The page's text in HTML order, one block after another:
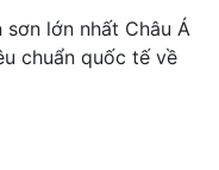
lớn nhất Châu Á
chuẩn quốc tế về